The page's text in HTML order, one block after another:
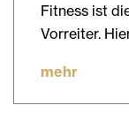
Fitness ist
Vorreiter.
mehr